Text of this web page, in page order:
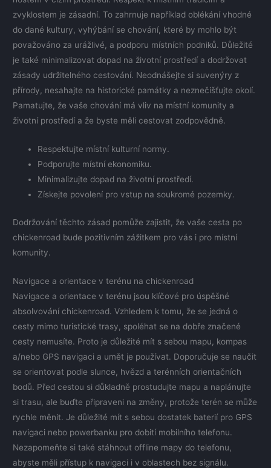
zvyklostem je zásadní. To zahrnuje například oblékání vhodné
do dané kultury, vyhýbání se chování, které by mohlo být
považováno za urážlivé, a podporu místních podniků. Důležité
je také minimalizovat dopad na životní prostředí a dodržovat
zásady udržitelného cestování. Neodnášejte si suvenýry z
přírody, nesahajte na historické památky a neznečišťujte okolí.
Pamatujte, že vaše chování má vliv na místní komunity a
životní prostředí a že byste měli cestovat zodpovědně.
Respektujte místní kulturní normy.
Podporujte místní ekonomiku.
Minimalizujte dopad na životní prostředí.
Získejte povolení pro vstup na soukromé pozemky.
Dodržování těchto zásad pomůže zajistit, že vaše cesta po
chickenroad bude pozitivním zážitkem pro vás i pro místní
komunity.
Navigace a orientace v terénu na chickenroad
Navigace a orientace v terénu jsou klíčové pro úspěšné
absolvování chickenroad. Vzhledem k tomu, že se jedná o
cesty mimo turistické trasy, spoléhat se na dobře značené
cesty nemusíte. Proto je důležité mít s sebou mapu, kompas
a/nebo GPS navigaci a umět je používat. Doporučuje se naučit
se orientovat podle slunce, hvězd a terénních orientačních
bodů. Před cestou si důkladně prostudujte mapu a naplánujte
si trasu, ale buďte připraveni na změny, protože terén se může
rychle měnit. Je důležité mít s sebou dostatek baterií pro GPS
navigaci nebo powerbanku pro dobití mobilního telefonu.
Nezapomeňte si také stáhnout offline mapy do telefonu,
abyste měli přístup k navigaci i v oblastech bez signálu.